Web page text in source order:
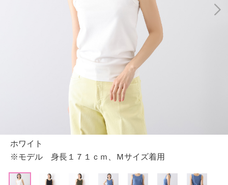
ホワイト
※モデル 身長１７１ｃｍ、Ｍサイズ着用